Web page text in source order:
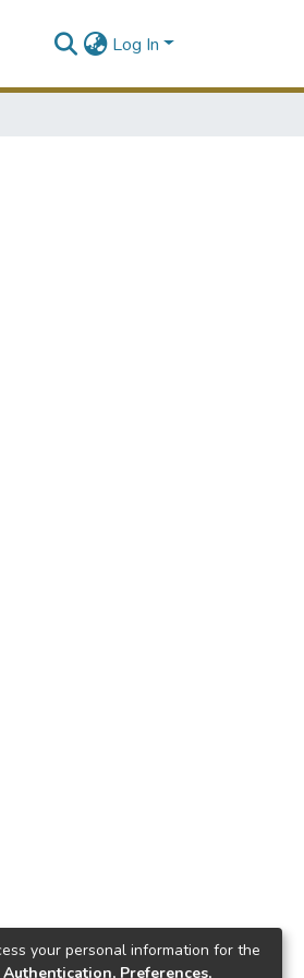
Log In
your personal information for the
Authentication, Preferences,